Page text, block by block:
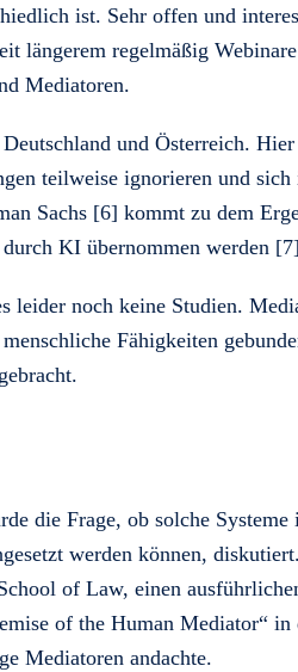
ist. Sehr offen und
längerem regelmäßig
Mediatoren.
und Österreich.
teilweise ignorieren und
Sachs [6] kommt zu dem
KI übernommen werden
leider noch keine Studien.
Fähigkeiten
die Frage, ob solche
werden können,
of Law, einen
of the Human Mediator“
Mediatoren andachte.